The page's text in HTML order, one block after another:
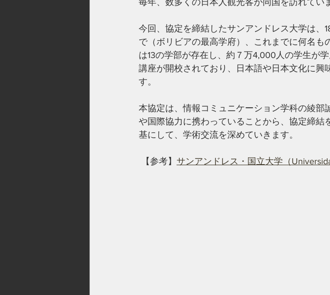
毎年、数多くの日本人観光客が同国を訪れてい
今回、協定を締結したサンアンドレス大学は、
で（ボリビアの最高学府）、これまでに何名
は13の学部が存在し、約７万4,000人の学生が
講座が開校されており、日本語や日本文化に興
す。
本協定は、情報コミュニケーション学科の綾
や国際協力に携わっていることから、協定締結
基にして、学術交流を深めていきます。
【参考】 サンアンドレス・国立大学（